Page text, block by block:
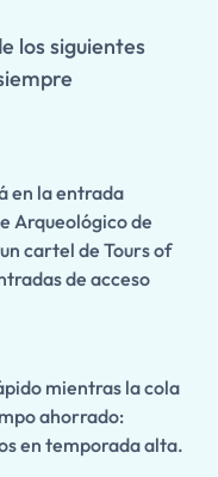
los siguientes
en la entrada
Arqueológico de
cartel de Tours of
de acceso
mientras la cola
ahorrado:
en temporada alta.